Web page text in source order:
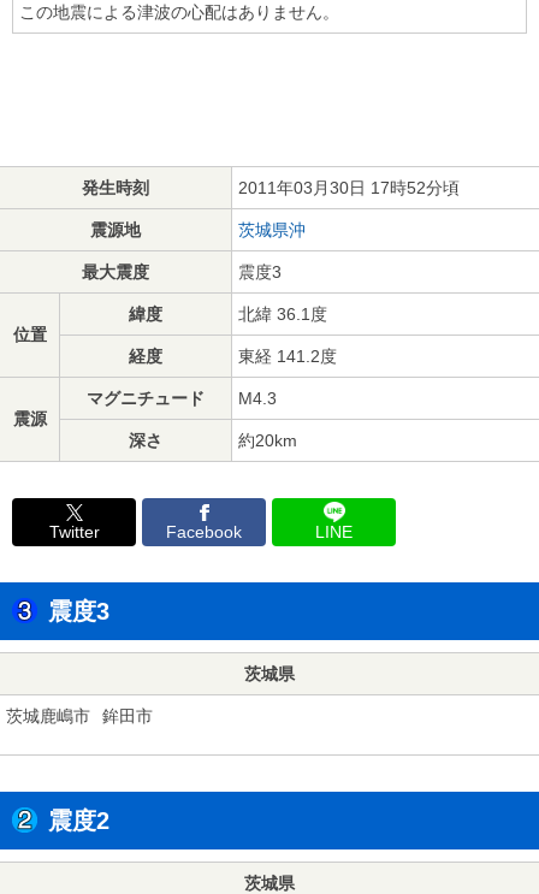
この地震による津波の心配はありません。
発生時刻 2011年03月30日 17時52分頃
震源地 茨城県沖
最大震度 震度3
位置
緯度 北緯 36.1度
経度 東経 141.2度
震源
マグニチュード M4.3
深さ 約20km
Twitter Facebook LINE
震度3
茨城県
茨城鹿嶋市 鉾田市
震度2
茨城県